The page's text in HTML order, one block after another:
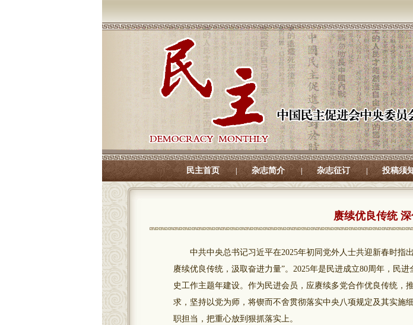
民主首页 | 杂志简介 | 杂志征订 | 投稿须
赓续优良传统
中共中央总书记习近平在2025年初同党外人士共迎新春时指
赓续优良传统，汲取奋进力量”。2025年是民进成立80周年，民
史工作主题年建设。作为民进会员，应赓续多党合作优良传统，
求，坚持以党为师，将锲而不舍贯彻落实中央八项规定及其实施
职担当，把重心放到狠抓落实上。